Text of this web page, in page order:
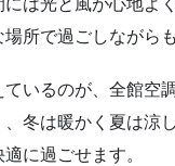
所で過ごしながら
いるのが、全館空
冬は暖かく夏は涼し
に過ごせます。